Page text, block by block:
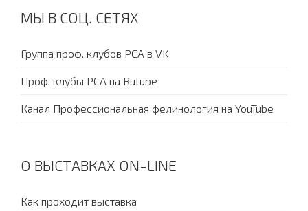
МЫ В СОЦ. СЕТЯХ
Группа проф. клубов PCA в VK
Проф. клубы PCA на Rutube
Канал Профессиональная фелинология на YouTube
О ВЫСТАВКАХ ON-LINE
Как проходит выставка